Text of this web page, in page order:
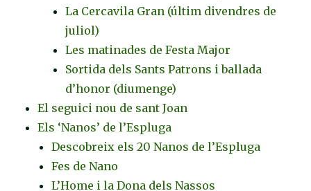
La Cercavila Gran (últim divendres de
juliol)
Les matinades de Festa Major
Sortida dels Sants Patrons i ballada
d’honor (diumenge)
El seguici nou de sant Joan
Els ‘Nanos’ de l’Espluga
Descobreix els 20 Nanos de l’Espluga
Fes de Nano
L’Home i la Dona dels Nassos